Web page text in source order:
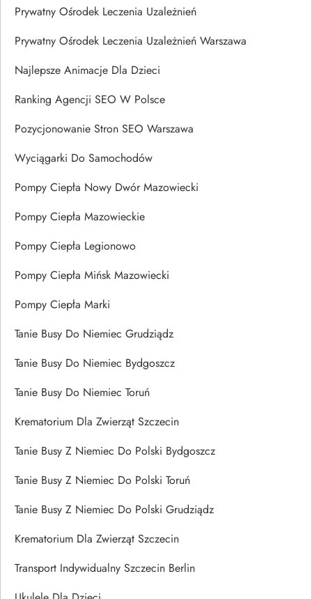
Prywatny Ośrodek Leczenia Uzależnień
Prywatny Ośrodek Leczenia Uzależnień Warszawa
Najlepsze Animacje Dla Dzieci
Ranking Agencji SEO W Polsce
Pozycjonowanie Stron SEO Warszawa
Wyciągarki Do Samochodów
Pompy Ciepła Nowy Dwór Mazowiecki
Pompy Ciepła Mazowieckie
Pompy Ciepła Legionowo
Pompy Ciepła Mińsk Mazowiecki
Pompy Ciepła Marki
Tanie Busy Do Niemiec Grudziądz
Tanie Busy Do Niemiec Bydgoszcz
Tanie Busy Do Niemiec Toruń
Krematorium Dla Zwierząt Szczecin
Tanie Busy Z Niemiec Do Polski Bydgoszcz
Tanie Busy Z Niemiec Do Polski Toruń
Tanie Busy Z Niemiec Do Polski Grudziądz
Krematorium Dla Zwierząt Szczecin
Transport Indywidualny Szczecin Berlin